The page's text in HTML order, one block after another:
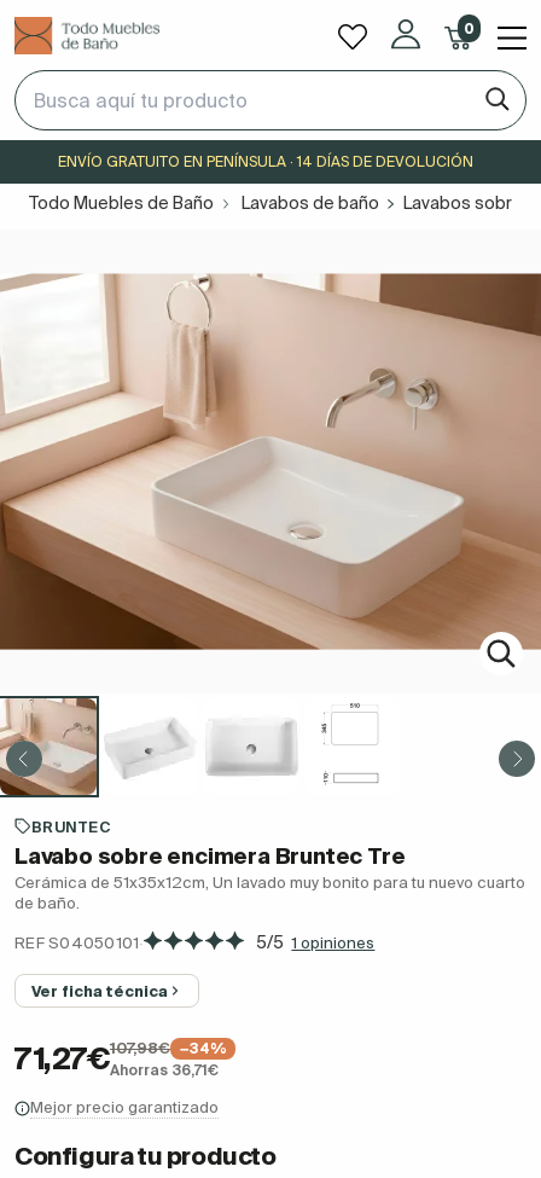
0
ENVÍO GRATUITO EN PENÍNSULA · 14 DÍAS DE DEVOLUCIÓN
Todo Muebles de Baño Lavabos de baño Lavabos sobre
BRUNTEC
Lavabo sobre encimera Bruntec Tre
Cerámica de 51x35x12cm, Un lavado muy bonito para tu nuevo cuarto
de baño.
REF S04050101· 5/5 1 opiniones
Ver ficha técnica
71,27€107,98€
−34%
Ahorras 36,71€
Mejor precio garantizado
Configura tu producto